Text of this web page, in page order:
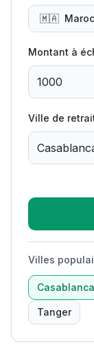
🇲🇦 Maroc
Montant à
Ville de
Villes
Casablanca
Tanger